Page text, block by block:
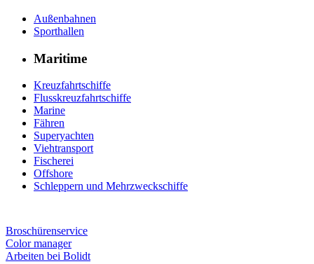
Außenbahnen
Sporthallen
Maritime
Kreuzfahrtschiffe
Flusskreuzfahrtschiffe
Marine
Fähren
Superyachten
Viehtransport
Fischerei
Offshore
Schleppern und Mehrzweckschiffe
Broschürenservice
Color manager
Arbeiten bei Bolidt